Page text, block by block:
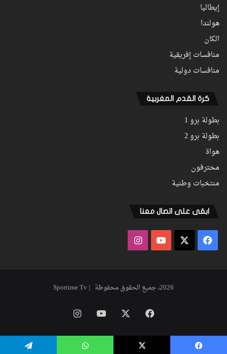
إيطاليا
هولندا
الكان
منافسات إفريقية
منافسات دولية
كرة القدم المغربية
بطولة برو 1
بطولة برو 2
هواة
محترفون
منتخبات وطنية
ابقى على اتصال معنا
فيسبوك ‫YouTubeانستقرام
2026، جميع الحقوق محفوظة | Sportime Tv
فيسبوك ‫YouTubeانستقرام